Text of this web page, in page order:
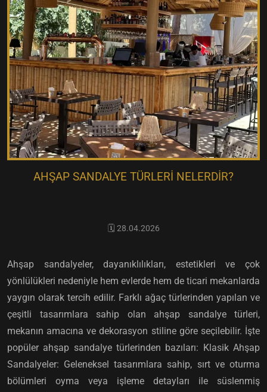
AHŞAP SANDALYE TÜRLERI NELERDIR?
🗓️ 28.04.2026
Ahşap sandalyeler, dayanıklılıkları, estetikleri ve çok
yönlülükleri nedeniyle hem evlerde hem de ticari mekanlarda
yaygın olarak tercih edilir. Farklı ağaç türlerinden yapılan ve
çeşitli tasarımlara sahip olan ahşap sandalye türleri,
mekanın amacına ve dekorasyon stiline göre seçilebilir. İşte
popüler ahşap sandalye türlerinden bazıları: Klasik Ahşap
Sandalyeler: Geleneksel tasarımlara sahip, sırt ve oturma
bölümleri oyma veya işleme detayları ile süslenmiş